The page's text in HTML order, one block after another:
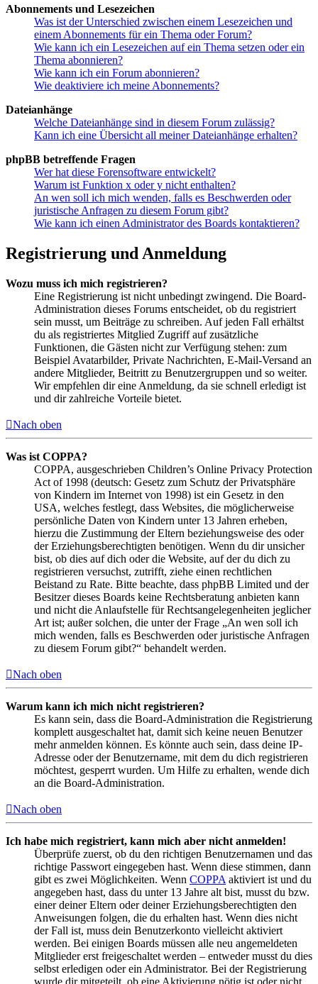
Abonnements und Lesezeichen
Was ist der Unterschied zwischen einem Lesezeichen und
einem Abonnements für ein Thema oder Forum?
Wie kann ich ein Lesezeichen auf ein Thema setzen oder ein
Thema abonnieren?
Wie kann ich ein Forum abonnieren?
Wie deaktiviere ich meine Abonnements?
Dateianhänge
Welche Dateianhänge sind in diesem Forum zulässig?
Kann ich eine Übersicht all meiner Dateianhänge erhalten?
phpBB betreffende Fragen
Wer hat diese Forensoftware entwickelt?
Warum ist Funktion x oder y nicht enthalten?
An wen soll ich mich wenden, falls es Beschwerden oder
juristische Anfragen zu diesem Forum gibt?
Wie kann ich einen Administrator des Boards kontaktieren?
Registrierung und Anmeldung
Wozu muss ich mich registrieren?
Eine Registrierung ist nicht unbedingt zwingend. Die Board-
Administration dieses Forums entscheidet, ob du registriert
sein musst, um Beiträge zu schreiben. Auf jeden Fall erhältst
du als registriertes Mitglied Zugriff auf zusätzliche
Funktionen, die Gästen nicht zur Verfügung stehen: zum
Beispiel Avatarbilder, Private Nachrichten, E-Mail-Versand an
andere Mitglieder, Beitritt zu Benutzergruppen und so weiter.
Wir empfehlen dir eine Anmeldung, da sie schnell erledigt ist
und dir zahlreiche Vorteile bietet.
Nach oben
Was ist COPPA?
COPPA, ausgeschrieben Children’s Online Privacy Protection
Act of 1998 (deutsch: Gesetz zum Schutz der Privatsphäre
von Kindern im Internet von 1998) ist ein Gesetz in den
USA, welches festlegt, dass Websites, die möglicherweise
persönliche Daten von Kindern unter 13 Jahren erheben,
hierzu die Zustimmung der Eltern beziehungsweise des oder
der Erziehungsberechtigten benötigen. Wenn du dir unsicher
bist, ob dies auf dich oder die Website, auf der du dich zu
registrieren versuchst, zutrifft, ziehe einen rechtlichen
Beistand zu Rate. Bitte beachte, dass phpBB Limited und der
Besitzer dieses Boards keine Rechtsberatung anbieten kann
und nicht die Anlaufstelle für Rechtsangelegenheiten jeglicher
Art ist; außer solchen, die unter der Frage „An wen soll ich
mich wenden, falls es Beschwerden oder juristische Anfragen
zu diesem Forum gibt?“ behandelt werden.
Nach oben
Warum kann ich mich nicht registrieren?
Es kann sein, dass die Board-Administration die Registrierung
komplett ausgeschaltet hat, damit sich keine neuen Benutzer
mehr anmelden können. Es könnte auch sein, dass deine IP-
Adresse oder der Benutzername, mit dem du dich registrieren
möchtest, gesperrt wurden. Um Hilfe zu erhalten, wende dich
an die Board-Administration.
Nach oben
Ich habe mich registriert, kann mich aber nicht anmelden!
Überprüfe zuerst, ob du den richtigen Benutzernamen und das
richtige Passwort eingegeben hast. Wenn diese stimmen, dann
gibt es zwei Möglichkeiten. Wenn COPPA aktiviert ist und du
angegeben hast, dass du unter 13 Jahre alt bist, musst du bzw.
einer deiner Eltern oder deiner Erziehungsberechtigten den
Anweisungen folgen, die du erhalten hast. Wenn dies nicht
der Fall ist, muss dein Benutzerkonto vielleicht aktiviert
werden. Bei einigen Boards müssen alle neu angemeldeten
Mitglieder erst freigeschaltet werden – entweder musst du dies
selbst erledigen oder ein Administrator. Bei der Registrierung
wurde dir mitgeteilt, ob eine Aktivierung nötig ist oder nicht.